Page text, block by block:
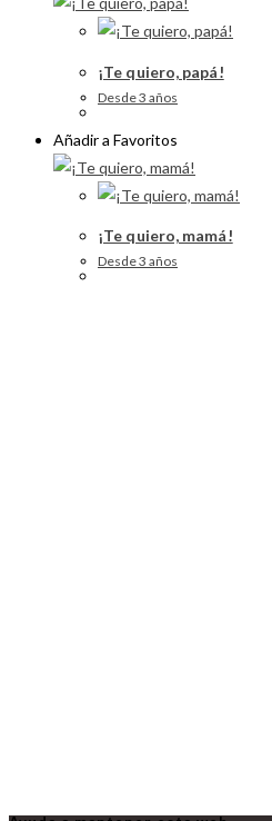
¡Te quiero, papá!
Desde 3 años
Añadir a Favoritos
¡Te quiero, mamá!
Desde 3 años